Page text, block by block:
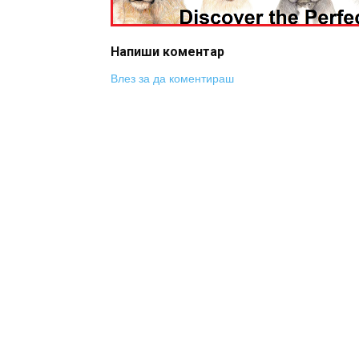
Напиши коментар
Влез за да коментираш